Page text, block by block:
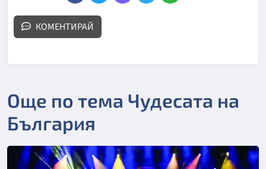
КОМЕНТИРАЙ
Още по тема Чудесата на
България